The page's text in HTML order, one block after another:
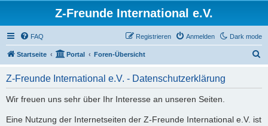
Z-Freunde International e.V.
Dark mode
FAQ Anmelden
Registrieren
Startseite Portal Foren-Übersicht
Z-Freunde International e.V. - Datenschutzerklärung
Wir freuen uns sehr über Ihr Interesse an unseren Seiten.
Eine Nutzung der Internetseiten der Z-Freunde International e.V. ist